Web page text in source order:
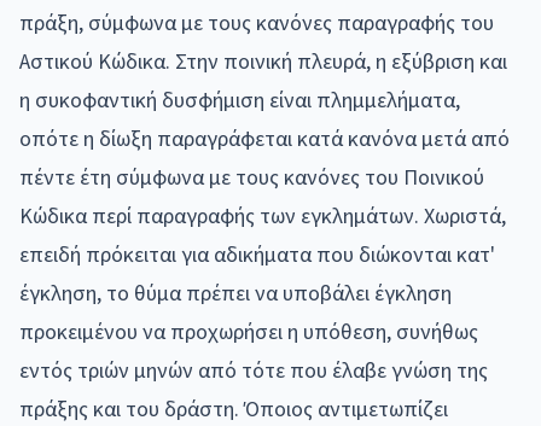
πράξη, σύμφωνα με τους κανόνες παραγραφής του
Αστικού Κώδικα. Στην ποινική πλευρά, η εξύβριση και
η συκοφαντική δυσφήμιση είναι πλημμελήματα,
οπότε η δίωξη παραγράφεται κατά κανόνα μετά από
πέντε έτη σύμφωνα με τους κανόνες του Ποινικού
Κώδικα περί παραγραφής των εγκλημάτων. Χωριστά,
επειδή πρόκειται για αδικήματα που διώκονται κατ'
έγκληση, το θύμα πρέπει να υποβάλει έγκληση
προκειμένου να προχωρήσει η υπόθεση, συνήθως
εντός τριών μηνών από τότε που έλαβε γνώση της
πράξης και του δράστη. Όποιος αντιμετωπίζει